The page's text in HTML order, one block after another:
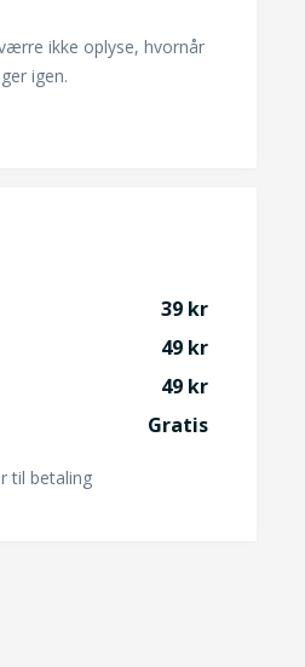
ikke oplyse, hvornår
igen.
39
49
49
Gratis
til betaling